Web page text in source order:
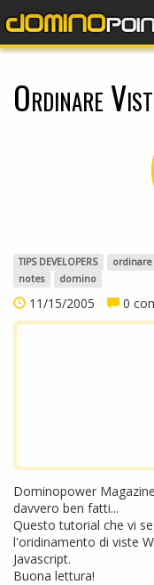
Ordinare
TIPS DEVELOPERS ordinare
notes
domino
11/15/2005 0
Dominopower
davvero ben fatti...
Questo tutorial che vi
l'oridinamento di viste
Javascript.
Buona lettura!